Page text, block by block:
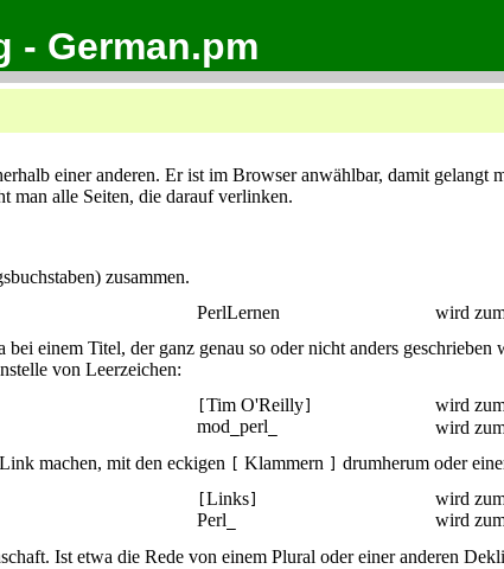
- German.pm
einer anderen. Er ist im Browser anwählbar, damit gelangt
man alle Seiten, die darauf verlinken.
zusammen.
PerlLernen wird
einem Titel, der ganz genau so oder nicht anders
von Leerzeichen:
Tim O'Reilly
mod perl
wird
wird
machen, mit den eckigen
Klammern
drumherum oder
Links
Perl
wird
wird
Ist etwa die Rede von einem Plural oder einer anderen